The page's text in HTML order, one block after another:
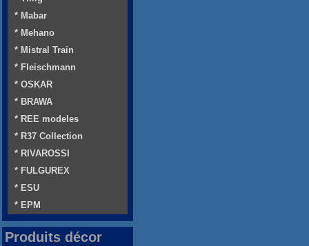
* Mabar
* Mehano
* Mistral Train
* Fleischmann
* OSKAR
* BRAWA
* REE modeles
* R37 Collection
* RIVAROSSI
* FULGUREX
* ESU
* EPM
Produits décor